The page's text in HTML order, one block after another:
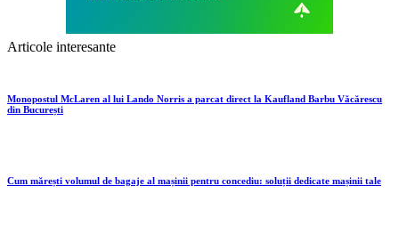
Articole interesante
Monopostul McLaren al lui Lando Norris a parcat direct la Kaufland Barbu Văcărescu
din București
Cum mărești volumul de bagaje al mașinii pentru concediu: soluții dedicate mașinii tale